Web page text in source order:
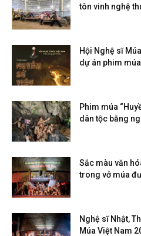
tôn vinh nghệ
Hội Nghệ sĩ
dự án phim
Phim múa
dân tộc bằng
Sắc màu văn
trong vở múa
Nghệ sĩ Nhật,
Múa Việt Nam